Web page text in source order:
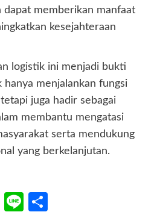
memberikan manfaat
kesejahteraan
logistik ini menjadi bukti
menjalankan fungsi
juga hadir sebagai
membantu mengatasi
serta mendukung
yang berkelanjutan.
X Line